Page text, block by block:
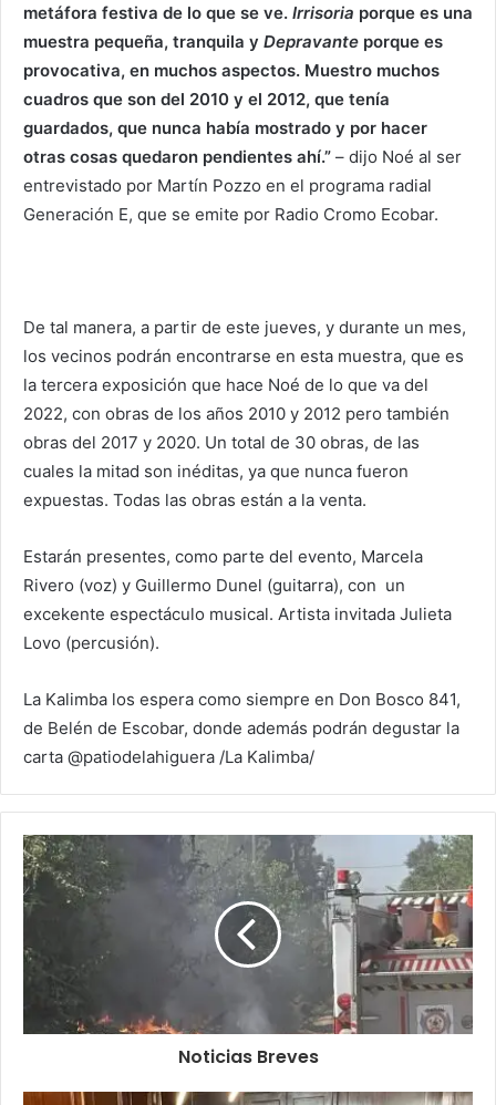
metáfora festiva de lo que se ve. Irrisoria porque es una
muestra pequeña, tranquila y Depravante porque es
provocativa, en muchos aspectos. Muestro muchos
cuadros que son del 2010 y el 2012, que tenía
guardados, que nunca había mostrado y por hacer
otras cosas quedaron pendientes ahí.” – dijo Noé al ser
entrevistado por Martín Pozzo en el programa radial
Generación E, que se emite por Radio Cromo Ecobar.
De tal manera, a partir de este jueves, y durante un mes,
los vecinos podrán encontrarse en esta muestra, que es
la tercera exposición que hace Noé de lo que va del
2022, con obras de los años 2010 y 2012 pero también
obras del 2017 y 2020. Un total de 30 obras, de las
cuales la mitad son inéditas, ya que nunca fueron
expuestas. Todas las obras están a la venta.
Estarán presentes, como parte del evento, Marcela
Rivero (voz) y Guillermo Dunel (guitarra), con un
excekente espectáculo musical. Artista invitada Julieta
Lovo (percusión).
La Kalimba los espera como siempre en Don Bosco 841,
de Belén de Escobar, donde además podrán degustar la
carta @patiodelahiguera /La Kalimba/
Noticias Breves